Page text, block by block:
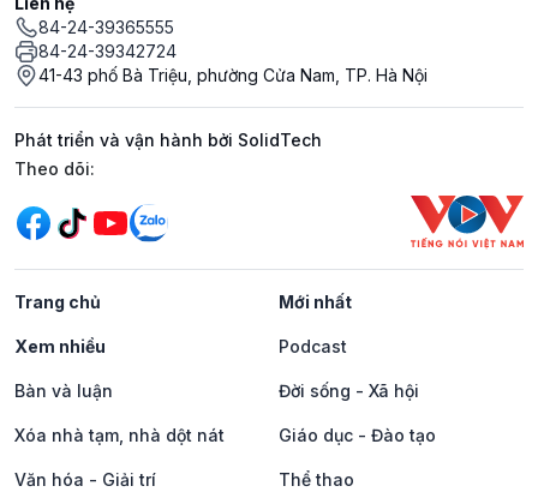
84-24-39365555
84-24-39342724
41-43 phố Bà Triệu, phường Cửa Nam, TP. Hà Nội
Phát triển và vận hành bởi SolidTech
Mạng xã hội
Theo dõi:
Trang chủ Mới nhất
Xem nhiều Podcast
Bàn và luận Đời sống - Xã hội
Xóa nhà tạm, nhà dột nát Giáo dục - Đào tạo
Văn hóa - Giải trí Thể thao